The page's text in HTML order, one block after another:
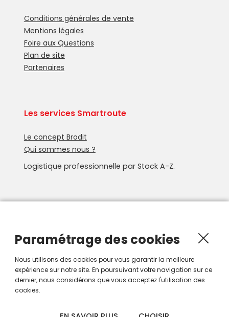
Conditions générales de vente
Mentions légales
Foire aux Questions
Plan de site
Partenaires
Les services Smartroute
Le concept Brodit
Qui sommes nous ?
Logistique professionnelle par Stock A-Z.
Recevoir les nouveautés Smartroute par e-mail.
Paramétrage des cookies
Nous utilisons des cookies pour vous garantir la meilleure
expérience sur notre site. En poursuivant votre navigation sur ce
dernier, nous considérons que vous acceptez l'utilisation des
cookies.